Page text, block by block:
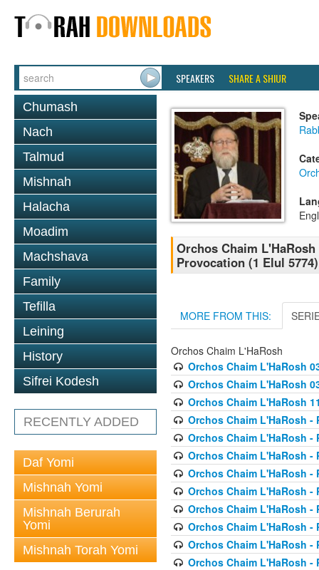
SPEAKERS SHARE A SHIUR
Chumash
Nach
Talmud
Mishnah
Halacha
Moadim
Machshava
Family
Tefilla
Leining
History
Sifrei Kodesh
RECENTLY ADDED
Daf Yomi
Mishnah Yomi
Mishnah Berurah
Yomi
Mishnah Torah Yomi
Orchos Chaim
Provocation (1 Elul 5774)
MORE FROM THIS:
Orchos Chaim L'HaRosh
Orchos Chaim L'HaRosh
Orchos Chaim L'HaRosh
Orchos Chaim L'HaRosh
Orchos Chaim L'HaRosh -
Orchos Chaim L'HaRosh -
Orchos Chaim L'HaRosh -
Orchos Chaim L'HaRosh -
Orchos Chaim L'HaRosh -
Orchos Chaim L'HaRosh -
Orchos Chaim L'HaRosh -
Orchos Chaim L'HaRosh -
Orchos Chaim L'HaRosh -